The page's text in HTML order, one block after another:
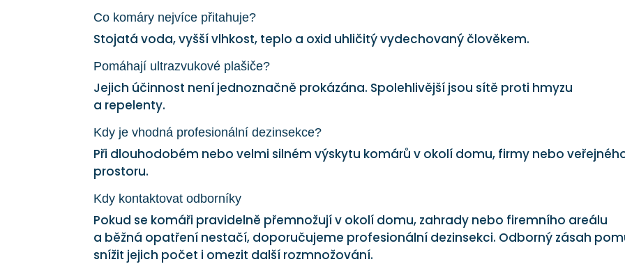
Co komáry nejvíce přitahuje?
Stojatá voda, vyšší vlhkost, teplo a oxid uhličitý vydechovaný člověkem.
Pomáhají ultrazvukové plašiče?
Jejich účinnost není jednoznačně prokázána. Spolehlivější jsou sítě proti hmyzu
a repelenty.
Kdy je vhodná profesionální dezinsekce?
Při dlouhodobém nebo velmi silném výskytu komárů v okolí domu, firmy nebo
prostoru.
Kdy kontaktovat odborníky
Pokud se komáři pravidelně přemnožují v okolí domu, zahrady nebo firemního areálu
a běžná opatření nestačí, doporučujeme profesionální dezinsekci. Odborný zásah
snížit jejich počet i omezit další rozmnožování.